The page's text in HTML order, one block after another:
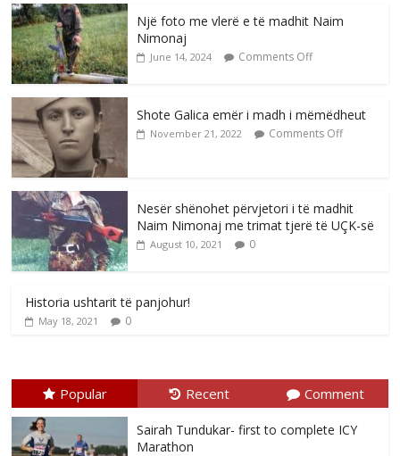
Një foto me vlerë e të madhit Naim
Nimonaj
June 14, 2024 Comments Off
Shote Galica emër i madh i mëmëdheut
November 21, 2022 Comments Off
Nesër shënohet përvjetori i të madhit
Naim Nimonaj me trimat tjerë të UÇK-së
August 10, 2021 0
Historia ushtarit të panjohur!
May 18, 2021 0
Popular Recent Comment
Sairah Tundukar- first to complete ICY
Marathon